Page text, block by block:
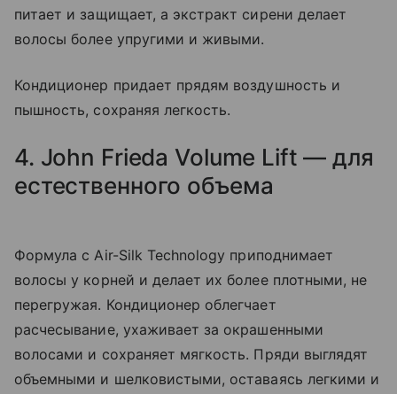
питает и защищает, а экстракт сирени делает
волосы более упругими и живыми.
Кондиционер придает прядям воздушность и
пышность, сохраняя легкость.
4. John Frieda Volume Lift — для
естественного объема
Формула с Air-Silk Technology приподнимает
волосы у корней и делает их более плотными, не
перегружая. Кондиционер облегчает
расчесывание, ухаживает за окрашенными
волосами и сохраняет мягкость. Пряди выглядят
объемными и шелковистыми, оставаясь легкими и